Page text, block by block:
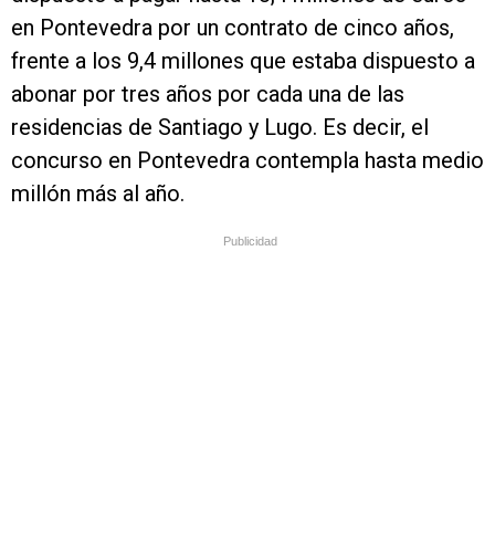
en Pontevedra por un contrato de cinco años,
frente a los 9,4 millones que estaba dispuesto a
abonar por tres años por cada una de las
residencias de Santiago y Lugo. Es decir, el
concurso en Pontevedra contempla hasta medio
millón más al año.
Publicidad